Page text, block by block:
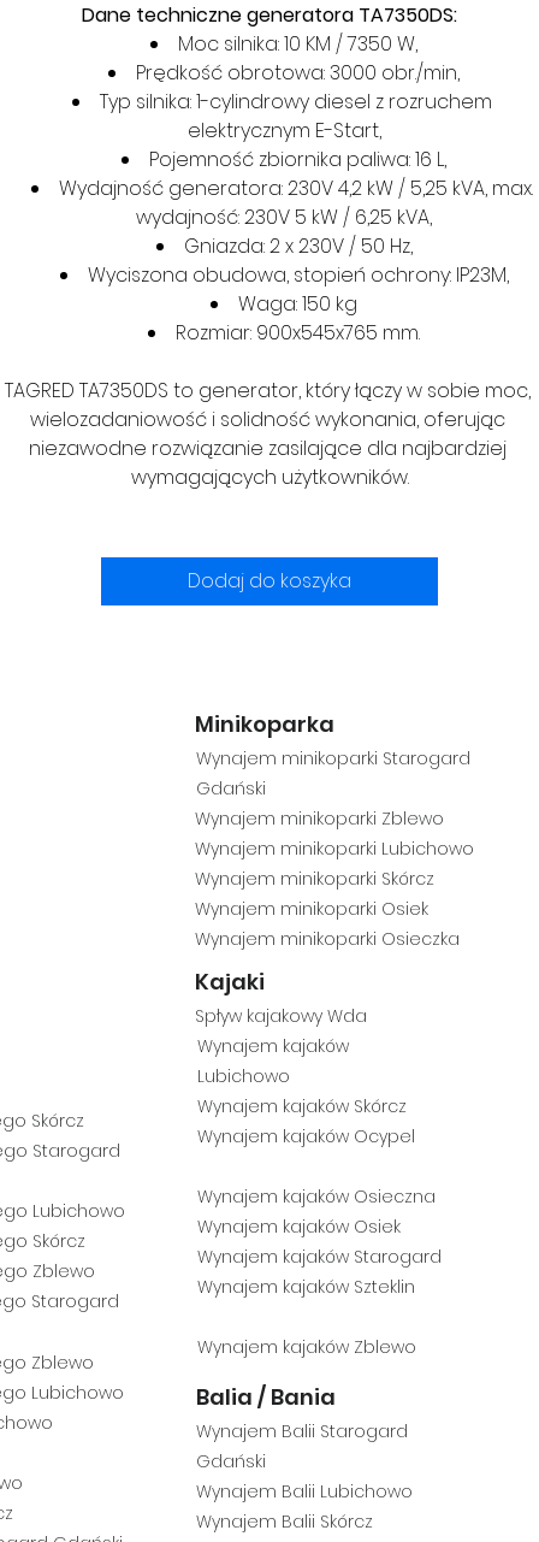
Dane techniczne generatora TA7350DS:
Moc silnika: 10 KM / 7350 W,
Prędkość obrotowa: 3000 obr./min,
Typ silnika: 1-cylindrowy diesel z rozruchem
elektrycznym E-Start,
Pojemność zbiornika paliwa: 16 L,
Wydajność generatora: 230V 4,2 kW / 5,25 kVA, max.
wydajność: 230V 5 kW / 6,25 kVA,
Gniazda: 2 x 230V / 50 Hz,
Wyciszona obudowa, stopień ochrony: IP23M,
Waga: 150 kg
Rozmiar: 900x545x765 mm.
TAGRED TA7350DS to generator, który łączy w sobie moc,
wielozadaniowość i solidność wykonania, oferując
niezawodne rozwiązanie zasilające dla najbardziej
wymagających użytkowników.
Dodaj do koszyka
Minikoparka
Wynajem minikoparki Starogard
Gdański
Wynajem minikoparki Zblewo
Wynajem minikoparki Lubichowo
Wynajem minikoparki Skórcz
Wynajem minikoparki Osiek
Wynajem minikoparki Osieczka
Kajaki
Skórcz
Starogard
Lubichowo
Skórcz
Zblewo
Starogard
Zblewo
Lubichowo
Spływ kajakowy Wda
Wynajem kajaków
Lubichowo
Wynajem kajaków Skórcz
Wynajem kajaków Ocypel
Wynajem kajaków Osieczna
Wynajem kajaków Osiek
Wynajem kajaków Starogard
Wynajem kajaków Szteklin
Wynajem kajaków Zblewo
Balia / Bania
Wynajem Balii Starogard
Gdański
Wynajem Balii Lubichowo
Wynajem Balii Skórcz